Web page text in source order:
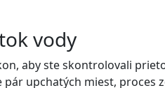
vody
aby ste skontrolovali
upchatých miest, proces